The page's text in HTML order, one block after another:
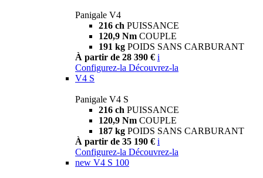
Panigale V4
216 ch PUISSANCE
120,9 Nm COUPLE
191 kg POIDS SANS CARBURANT
À partir de 28 390 € i
Configurez-la Découvrez-la
V4 S
Panigale V4 S
216 ch PUISSANCE
120,9 Nm COUPLE
187 kg POIDS SANS CARBURANT
À partir de 35 190 € i
Configurez-la Découvrez-la
new V4 S 100